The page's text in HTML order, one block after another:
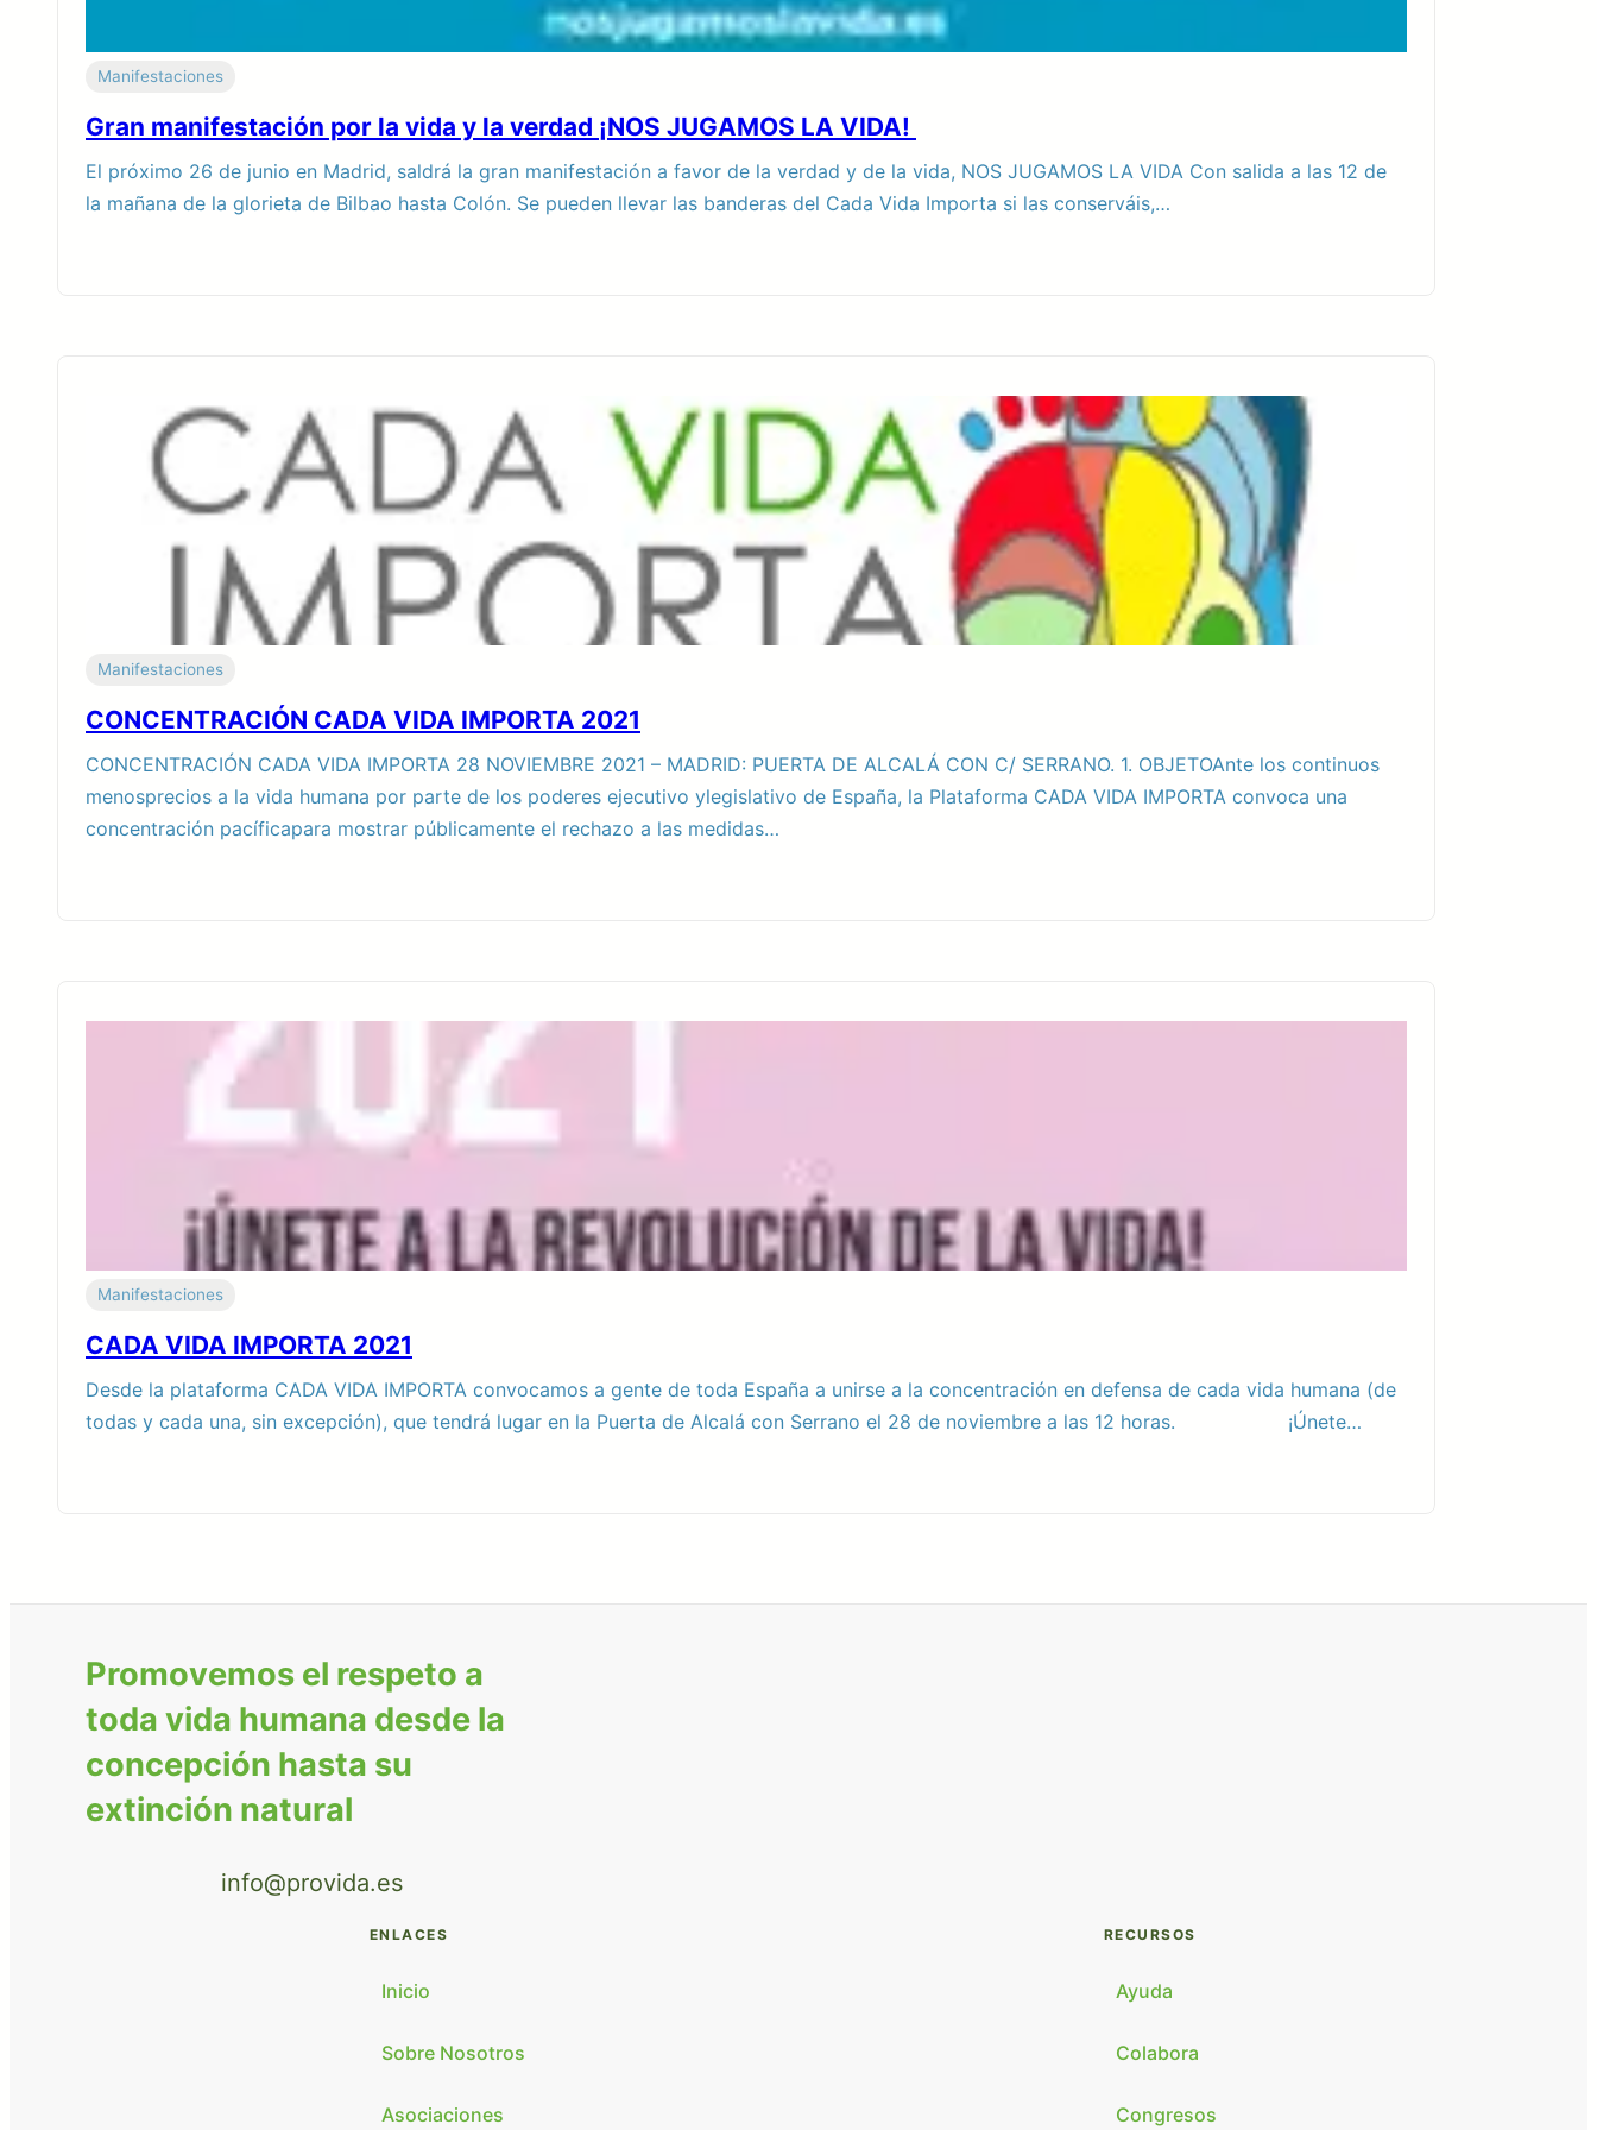
Manifestaciones
Gran manifestación por la vida y la verdad ¡NOS JUGAMOS LA VIDA!
El próximo 26 de junio en Madrid, saldrá la gran manifestación a favor de la verdad y de la vida, NOS JUGAMOS LA VIDA Con salida a las 12 de
la mañana de la glorieta de Bilbao hasta Colón. Se pueden llevar las banderas del Cada Vida Importa si las conserváis,…
Manifestaciones
CONCENTRACIÓN CADA VIDA IMPORTA 2021
CONCENTRACIÓN CADA VIDA IMPORTA 28 NOVIEMBRE 2021 – MADRID: PUERTA DE ALCALÁ CON C/ SERRANO. 1. OBJETOAnte los continuos
menosprecios a la vida humana por parte de los poderes ejecutivo ylegislativo de España, la Plataforma CADA VIDA IMPORTA convoca una
concentración pacíficapara mostrar públicamente el rechazo a las medidas…
Manifestaciones
CADA VIDA IMPORTA 2021
Desde la plataforma CADA VIDA IMPORTA convocamos a gente de toda España a unirse a la concentración en defensa de cada vida humana (de
todas y cada una, sin excepción), que tendrá lugar en la Puerta de Alcalá con Serrano el 28 de noviembre a las 12 horas. ¡Únete…
Promovemos el respeto a
toda vida humana desde la
concepción hasta su
extinción natural
info@provida.es
ENLACES
Inicio
Sobre Nosotros
Asociaciones
RECURSOS
Ayuda
Colabora
Congresos